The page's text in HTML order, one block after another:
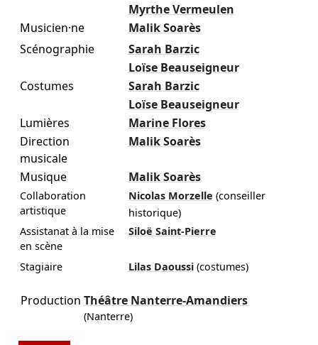
Myrthe Vermeulen
Musicien·ne
Malik Soarès
Scénographie
Sarah Barzic
Loïse Beauseigneur
Costumes
Sarah Barzic
Loïse Beauseigneur
Lumières
Marine Flores
Direction
musicale
Malik Soarès
Musique Malik Soarès
Collaboration
artistique
Nicolas Morzelle (conseiller
historique)
Assistanat à la mise
en scène
Siloë Saint-Pierre
Stagiaire Lilas Daoussi (costumes)
Production Théâtre Nanterre-Amandiers
(Nanterre)